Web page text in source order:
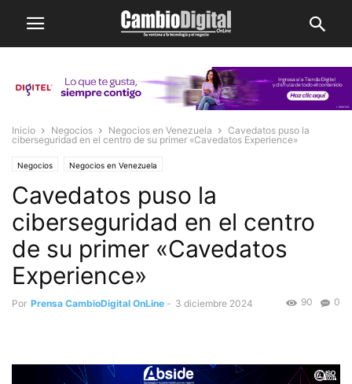
Inicio Negocios Negocios en Venezuela
Cavedatos puso la
ciberseguridad en el centro de su primer «Cavedatos Experience»
Negocios Negocios en Venezuela
Cavedatos puso la
ciberseguridad en el centro
de su primer «Cavedatos
Experience»
Por Prensa CambioDigital OnLine - 3 diciembre 2024 0
90